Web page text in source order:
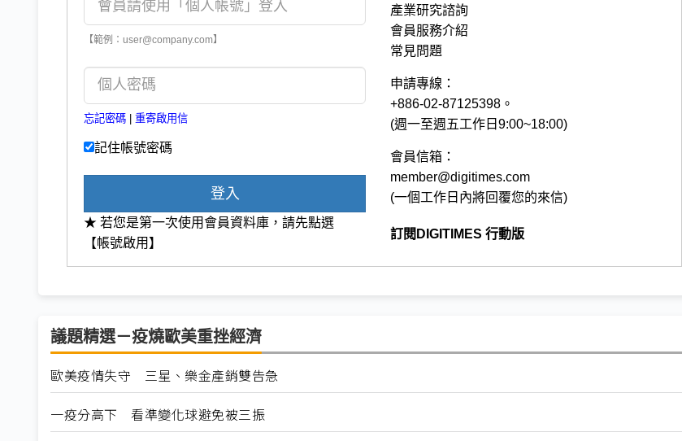
【範例：user@company.com】
忘記密碼 重寄啟用信
記住帳號密碼
登入
★ 若您是第一次使用會員資料庫，請先點選
【帳號啟用】
產業研究諮詢
會員服務介紹
常見問題
申請專線：
+886-02-87125398。
(週一至週五工作日9:00~18:00)
會員信箱：
member@digitimes.com
(一個工作日內將回覆您的來信)
訂閱DIGITIMES 行動版
議題精選－疫燒歐美重挫經濟
歐美疫情失守 三星、樂金產銷雙告急
一疫分高下 看準變化球避免被三振